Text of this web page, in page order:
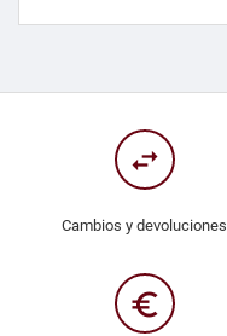
swap_horiz
Cambios y devoluciones
euro_symbol